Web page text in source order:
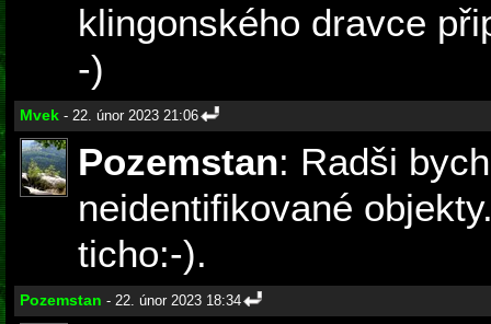
klingonského dravce
-)
Mvek - 22. únor 2023 21:06
Pozemstan: Radši
neidentifikované
ticho:-).
Pozemstan - 22. únor 2023 18:34